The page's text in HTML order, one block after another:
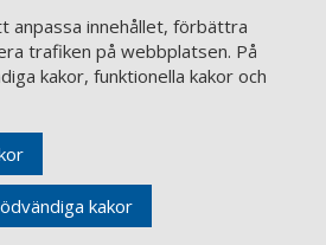
anpassa innehållet, förbättra
trafiken på webbplatsen. På
kakor, funktionella kakor och
kakor